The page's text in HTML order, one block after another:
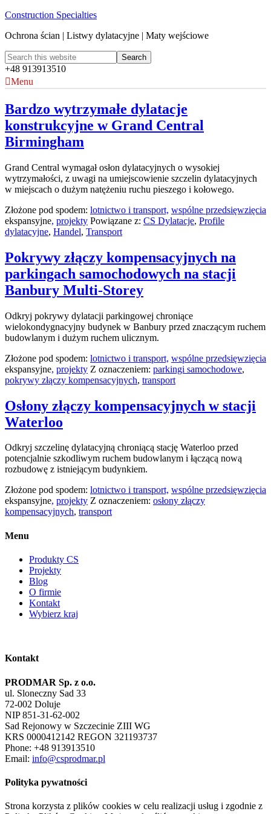
Construction Specialties
Ochrona ścian | Listwy dylatacyjne | Maty wejściowe
+48 913913510
Menu
Bardzo wytrzymałe dylatacje
konstrukcyjne w Grand Central
Birmingham
Grand Central wymagał osłon dylatacyjnych o wysokiej
wytrzymałości, z uwagi na umiejscowienie szczelin dylatacyjnych
w miejscach o dużym natężeniu ruchu pieszego i kołowego.
Złożone pod spodem: lotnictwo i transport, wspólne przedsięwzięcia
ekspansyjne, projekty Powiązane z: CS Dylatacje, Profile
dylatacyjne, Handel, Transport
Pokrywy złączy kompensacyjnych na
parkingach samochodowych na stacji
Banbury Multi-Storey
Odkryj pokrywy dylatacji parkingowej chroniące
wielokondygnacyjny budynek w Banbury przed znaczącym ruchem
budowlanym i dużym ruchem ulicznym.
Złożone pod spodem: lotnictwo i transport, wspólne przedsięwzięcia
ekspansyjne, projekty Z oznaczeniem: parkingi samochodowe,
pokrywy złączy kompensacyjnych, transport
Osłony złączy kompensacyjnych w stacji
Waterloo
Odkryj szczelinę dylatacyjną chroniącą stację Waterloo przed
potencjalnie szkodliwym ruchem budowlanym i łączącą nową
rozbudowę z istniejącym budynkiem.
Złożone pod spodem: lotnictwo i transport, wspólne przedsięwzięcia
ekspansyjne, projekty Z oznaczeniem: osłony złączy
kompensacyjnych, transport
Menu
Produkty CS
Projekty
Blog
O firmie
Kontakt
Wybierz kraj
Kontakt
PRODMAR Sp. z o.o.
ul. Sloneczny Sad 33
72-002 Doluje
NIP 851-31-62-002
Sad Rejonowy w Szczecinie ZIII WG
KRS 0000412142 REGON 321193737
Phone: +48 913913510
Email: info@csprodmar.pl
Polityka pywatności
Strona korzysta z plików cookies w celu realizacji usług i zgodnie z